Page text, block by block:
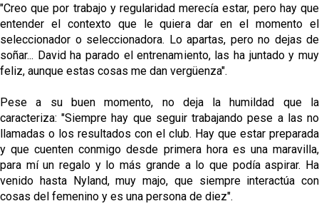
"Creo que por trabajo y regularidad merecía estar, pero hay que
entender el contexto que le quiera dar en el momento el
seleccionador o seleccionadora. Lo apartas, pero no dejas de
soñar... David ha parado el entrenamiento, las ha juntado y muy
feliz, aunque estas cosas me dan vergüenza".
Pese a su buen momento, no deja la humildad que la
caracteriza: "Siempre hay que seguir trabajando pese a las no
llamadas o los resultados con el club. Hay que estar preparada
y que cuenten conmigo desde primera hora es una maravilla,
para mí un regalo y lo más grande a lo que podía aspirar. Ha
venido hasta Nyland, muy majo, que siempre interactúa con
cosas del femenino y es una persona de diez".